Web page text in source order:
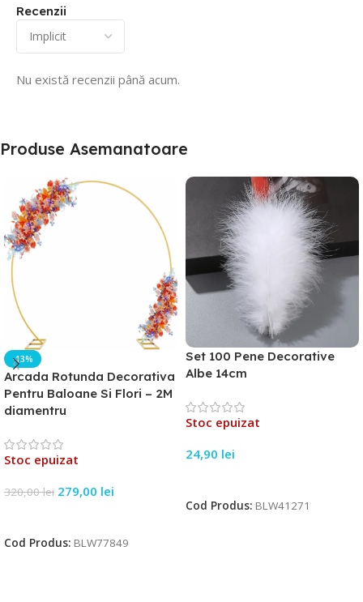
Recenzii
Nu există recenzii până acum.
Produse Asemanatoare
-13%
Arcada Rotunda Decorativa
Pentru Baloane Si Flori – 2M
diamentru
Stoc epuizat
320,00lei 279,00 lei
Cod Produs: BLW77849
Set 100 Pene Decorative
Albe 14cm
Stoc epuizat
24,90 lei
Cod Produs: BLW41271